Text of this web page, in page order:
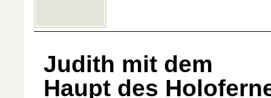
Judith mit dem
Haupt des